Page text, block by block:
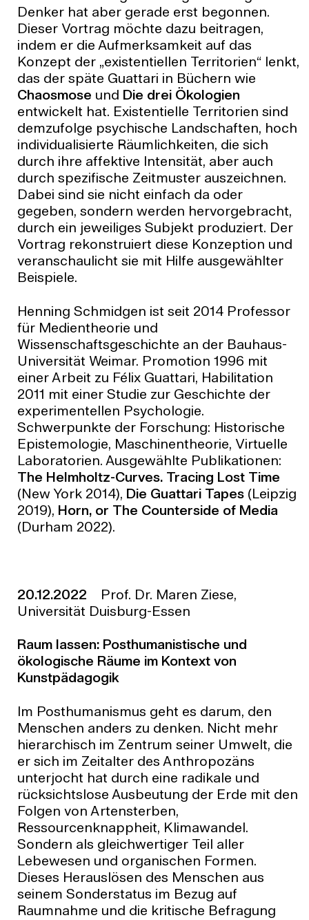
Denker hat aber gerade erst begonnen.
Dieser Vortrag möchte dazu beitragen,
indem er die Aufmerksamkeit auf das
Konzept der „existentiellen Territorien“ lenkt,
das der späte Guattari in Büchern wie
Chaosmose und Die drei Ökologien
entwickelt hat. Existentielle Territorien sind
demzufolge psychische Landschaften, hoch
individualisierte Räumlichkeiten, die sich
durch ihre affektive Intensität, aber auch
durch spezifische Zeitmuster auszeichnen.
Dabei sind sie nicht einfach da oder
gegeben, sondern werden hervorgebracht,
durch ein jeweiliges Subjekt produziert. Der
Vortrag rekonstruiert diese Konzeption und
veranschaulicht sie mit Hilfe ausgewählter
Beispiele.
Henning Schmidgen ist seit 2014 Professor
für Medientheorie und
Wissenschaftsgeschichte an der Bauhaus-
Universität Weimar. Promotion 1996 mit
einer Arbeit zu Félix Guattari, Habilitation
2011 mit einer Studie zur Geschichte der
experimentellen Psychologie.
Schwerpunkte der Forschung: Historische
Epistemologie, Maschinentheorie, Virtuelle
Laboratorien. Ausgewählte Publikationen:
The Helmholtz-Curves. Tracing Lost Time
(New York 2014), Die Guattari Tapes(Leipzig
2019), Horn, or The Counterside of Media
(Durham 2022).
20.12.2022 Prof. Dr. Maren Ziese,
Universität Duisburg-Essen
Raum lassen: Posthumanistische und
ökologische Räume im Kontext von
Kunstpädagogik
Im Posthumanismus geht es darum, den
Menschen anders zu denken. Nicht mehr
hierarchisch im Zentrum seiner Umwelt, die
er sich im Zeitalter des Anthropozäns
unterjocht hat durch eine radikale und
rücksichtslose Ausbeutung der Erde mit den
Folgen von Artensterben,
Ressourcenknappheit, Klimawandel.
Sondern als gleichwertiger Teil aller
Lebewesen und organischen Formen.
Dieses Herauslösen des Menschen aus
seinem Sonderstatus im Bezug auf
Raumnahme und die kritische Befragung